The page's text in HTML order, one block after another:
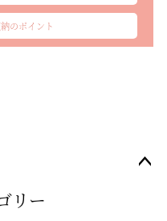
のポイント
リー